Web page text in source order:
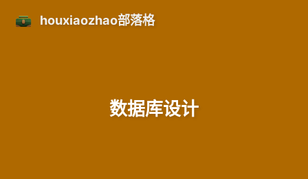
houxiaozhao部落格
数据库设计